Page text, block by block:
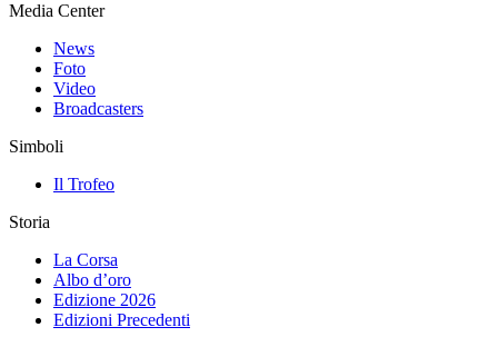
Media Center
News
Foto
Video
Broadcasters
Simboli
Il Trofeo
Storia
La Corsa
Albo d’oro
Edizione 2026
Edizioni Precedenti